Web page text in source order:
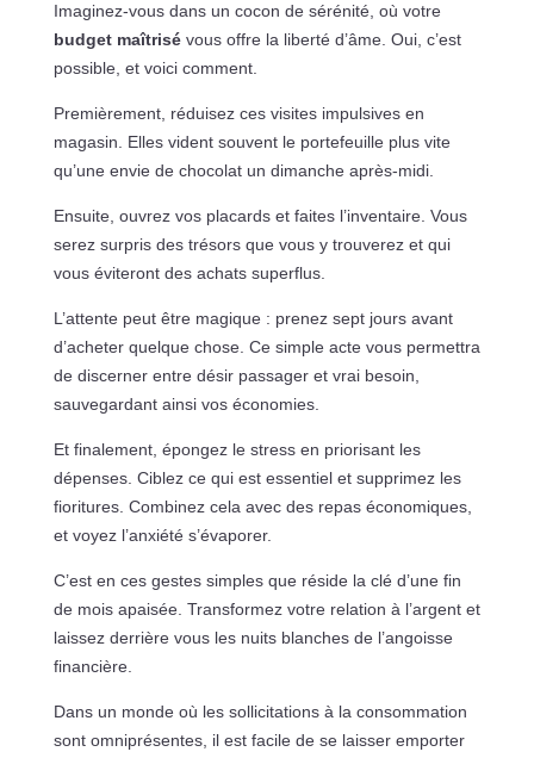
Imaginez-vous dans un cocon de sérénité, où votre
budget maîtrisévous offre la liberté d’âme. Oui, c’est
possible, et voici comment.
Premièrement, réduisez ces visites impulsives en
magasin. Elles vident souvent le portefeuille plus vite
qu’une envie de chocolat un dimanche après-midi.
Ensuite, ouvrez vos placards et faites l’inventaire. Vous
serez surpris des trésors que vous y trouverez et qui
vous éviteront des achats superflus.
L’attente peut être magique : prenez sept jours avant
d’acheter quelque chose. Ce simple acte vous permettra
de discerner entre désir passager et vrai besoin,
sauvegardant ainsi vos économies.
Et finalement, épongez le stress en priorisant les
dépenses. Ciblez ce qui est essentiel et supprimez les
fioritures. Combinez cela avec des repas économiques,
et voyez l’anxiété s’évaporer.
C’est en ces gestes simples que réside la clé d’une fin
de mois apaisée. Transformez votre relation à l’argent et
laissez derrière vous les nuits blanches de l’angoisse
financière.
Dans un monde où les sollicitations à la consommation
sont omniprésentes, il est facile de se laisser emporter